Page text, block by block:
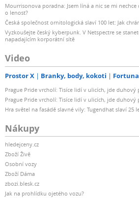
Mourrisonova poradna: Jsem líná a nic se mi
o lenost?
Česká společnost ornitologická slaví 100 let: Jak
Vyzkoušejte český kyberpunk. V Netspectre se
napadajícím korporátní sítě
Video
Prostor X Branky, body, kokoti
Prague Pride vrcholí: Tisíce lidí v ulicích, jde duhový
Prague Pride vrcholí: Tisíce lidí v ulicích, jde duhový
Hra světel na fasádě slavné vily: Tugendhat slaví 25
Nákupy
hledejceny.cz
Zboží Živě
Osobní vozy
Zboží Dáma
zbozi.blesk.cz
Jak na prohlídku ojetého vozu?